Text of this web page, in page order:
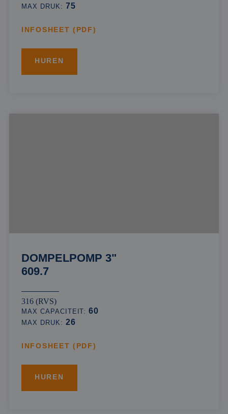
MAX DRUK: 75
INFOSHEET (PDF)
HUREN
DOMPELPOMP 3"
609.7
316 (RVS)
MAX CAPACITEIT:60
MAX DRUK: 26
INFOSHEET (PDF)
HUREN